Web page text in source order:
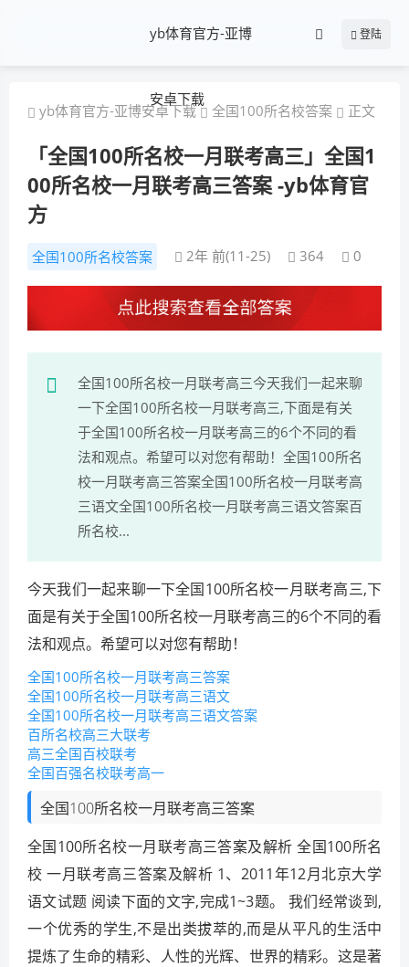
yb体育官方-亚博
安卓下载
登陆
yb体育官方-亚博安卓下载 全国100所名校答案 正文
「全国100所名校一月联考高三」全国1
00所名校一月联考高三答案 -yb体育官
方
全国100所名校答案 2年 前(11-25) 364 0
全国100所名校一月联考高三今天我们一起来聊
一下全国100所名校一月联考高三,下面是有关
于全国100所名校一月联考高三的6个不同的看
法和观点。希望可以对您有帮助！全国100所名
校一月联考高三答案全国100所名校一月联考高
三语文全国100所名校一月联考高三语文答案百
所名校...
今天我们一起来聊一下全国100所名校一月联考高三,下
面是有关于全国100所名校一月联考高三的6个不同的看
法和观点。希望可以对您有帮助！
全国100所名校一月联考高三答案
全国100所名校一月联考高三语文
全国100所名校一月联考高三语文答案
百所名校高三大联考
高三全国百校联考
全国百强名校联考高一
全国100所名校一月联考高三答案
全国100所名校一月联考高三答案及解析 全国100所名
校 一月联考高三答案及解析 1、2011年12月北京大学
语文试题 阅读下面的文字,完成1~3题。 我们经常谈到,
一个优秀的学生,不是出类拔萃的,而是从平凡的生活中
提炼了生命的精彩、人性的光辉、世界的精彩。这是著